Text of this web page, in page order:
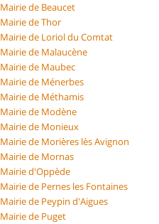
Mairie de Beaucet
Mairie de Thor
Mairie de Loriol du Comtat
Mairie de Malaucène
Mairie de Maubec
Mairie de Ménerbes
Mairie de Méthamis
Mairie de Modène
Mairie de Monieux
Mairie de Morières lès Avignon
Mairie de Mornas
Mairie d'Oppède
Mairie de Pernes les Fontaines
Mairie de Peypin d'Aigues
Mairie de Puget